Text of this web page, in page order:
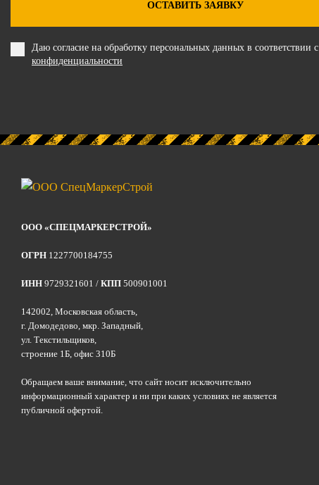
ОСТАВИТЬ ЗАЯВКУ
Даю согласие на обработку персональных данных в соответствии с
конфиденциальности
ООО «СПЕЦМАРКЕРСТРОЙ»
ОГРН 1227700184755
ИНН 9729321601 / КПП 500901001
142002, Московская область,
г. Домодедово, мкр. Западный,
ул. Текстильщиков,
строение 1Б, офис 310Б
Обращаем ваше внимание, что сайт носит исключительно
информационный характер и ни при каких условиях не является
публичной офертой.